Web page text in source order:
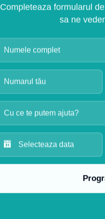
Completeaza formularul
sa ne
Cu ce te putem ajuta?